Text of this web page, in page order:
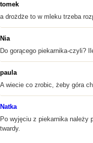
tomek
a drożdże to w mleku trzeba
Nia
Do gorącego piekarnika-czyli?
paula
A wiecie co zrobic, żeby góra
Natka
Po wyjęciu z piekarnika należy
twardy.